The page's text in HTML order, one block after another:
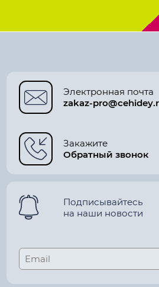
Электронная почта
zakaz-
Закажите
Обратный звонок
Подписывайтесь
на наши новости